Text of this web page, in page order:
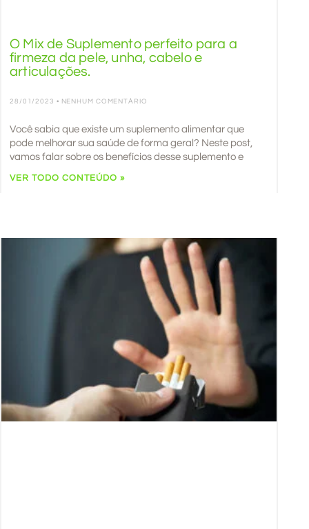
O Mix de Suplemento perfeito para a
firmeza da pele, unha, cabelo e
articulações.
28/01/2023 NENHUM COMENTÁRIO
Você sabia que existe um suplemento alimentar que
pode melhorar sua saúde de forma geral? Neste post,
vamos falar sobre os benefícios desse suplemento e
VER TODO CONTEÚDO »